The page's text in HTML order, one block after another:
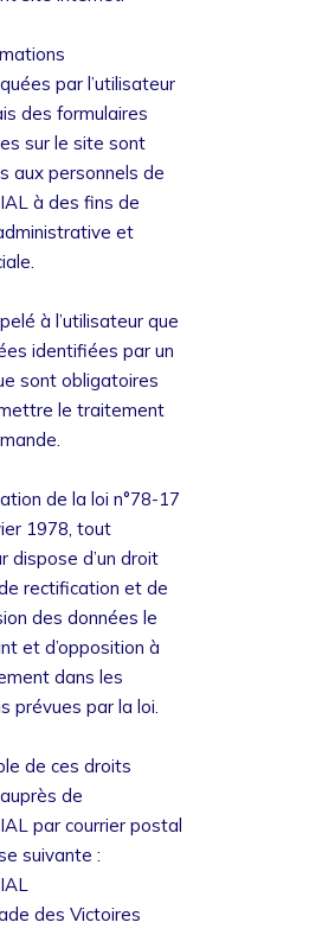
par l’utilisateur
des formulaires
sur le site sont
aux personnels de
à des fins de
et
à l’utilisateur que
identifiées par un
sont obligatoires
le traitement
de la loi n°78-17
1978, tout
dispose d’un droit
rectification et de
des données le
et d’opposition à
dans les
prévues par la loi.
de ces droits
de
par courrier postal
suivante :
des Victoires